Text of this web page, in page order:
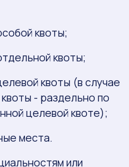
квоты;
квоты;
квоты (в случае
- раздельно по
целевой квоте);
места.
или